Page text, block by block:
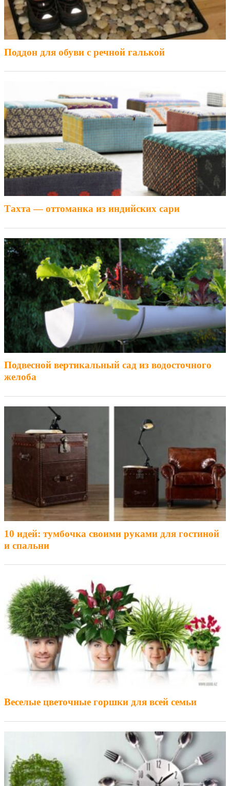
Поддон для обуви с речной галькой
Тахта — оттоманка из индийских сари
Подвесной вертикальный сад из водосточного
желоба
10 идей: тумбочка своими руками для гостиной
и спальни
Веселые цветочные горшки для всей семьи